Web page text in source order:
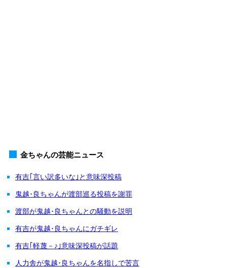
金ちゃんの芸能ニュース
有吉｢言い訳多いな｣と意味深投稿
鬼越･良ちゃんが渡部巡る投稿を謝罪
渡部が鬼越･良ちゃんとの騒動を説明
有吉が鬼越･良ちゃんにガチギレ
有吉｢軽蔑－♪｣意味深投稿が話題
人力舎が鬼越･良ちゃんを名指しで苦言